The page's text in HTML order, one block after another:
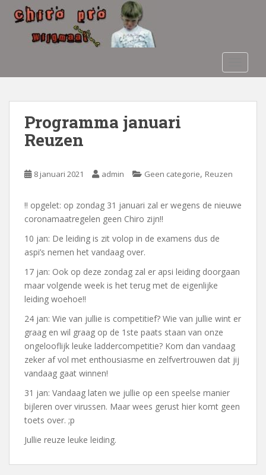
o
Programma januari
Reuzen
8 januari 2021 admin Geen categorie, Reuzen
!! opgelet: op zondag 31 januari zal er wegens de nieuwe
coronamaatregelen geen Chiro zijn!!
10 jan: De leiding is zit volop in de examens dus de
aspi’s nemen het vandaag over.
17 jan: Ook op deze zondag zal er apsi leiding doorgaan
maar volgende week is het terug met de eigenlijke
leiding woehoe!!
24 jan: Wie van jullie is competitief? Wie van jullie wint er
graag en wil graag op de 1ste paats staan van onze
ongelooflijk leuke laddercompetitie? Kom dan vandaag
zeker af vol met enthousiasme en zelfvertrouwen dat jij
vandaag gaat winnen!
31 jan: Vandaag laten we jullie op een speelse manier
bijleren over virussen. Maar wees gerust hier komt geen
toets over. ;p
Jullie reuze leuke leiding.